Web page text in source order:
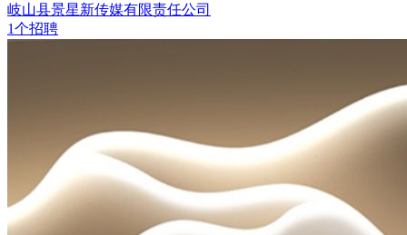
岐山县景星新传媒有限责任公司
1个招聘